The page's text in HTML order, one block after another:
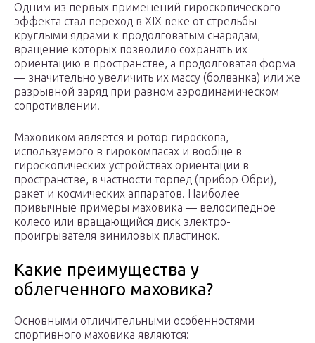
Одним из первых применений гироскопического
эффекта стал переход в XIX веке от стрельбы
круглыми ядрами к продолговатым снарядам,
вращение которых позволило сохранять их
ориентацию в пространстве, а продолговатая форма
— значительно увеличить их массу (болванка) или же
разрывной заряд при равном аэродинамическом
сопротивлении.
Маховиком является и ротор гироскопа,
используемого в гирокомпасах и вообще в
гироскопических устройствах ориентации в
пространстве, в частности торпед (прибор Обри),
ракет и космических аппаратов. Наиболее
привычные примеры маховика — велосипедное
колесо или вращающийся диск электро-
проигрывателя виниловых пластинок.
Какие преимущества у
облегченного маховика?
Основными отличительными особенностями
спортивного маховика являются: